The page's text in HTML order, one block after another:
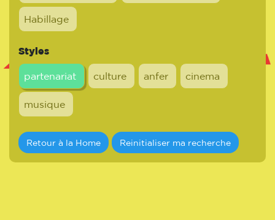
Habillage
Styles
partenariat culture anfer cinema
musique
Retour à la Home Reinitialiser ma recherche